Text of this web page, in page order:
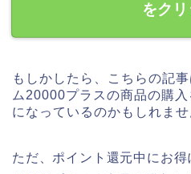
をクリ
もしかしたら、こちらの記
ム20000プラスの商品の購
になっているのかもしれませ
ただ、ポイント還元中にお